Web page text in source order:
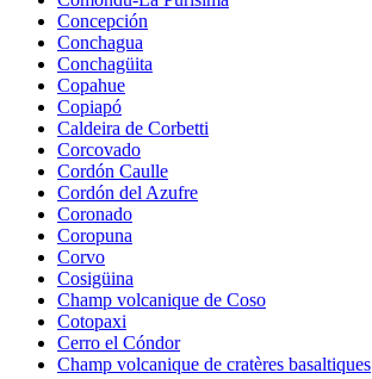
Concepción
Conchagua
Conchagüita
Copahue
Copiapó
Caldeira de Corbetti
Corcovado
Cordón Caulle
Cordón del Azufre
Coronado
Coropuna
Corvo
Cosigüina
Champ volcanique de Coso
Cotopaxi
Cerro el Cóndor
Champ volcanique de cratères basaltiques